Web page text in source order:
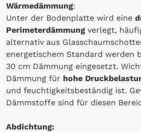
Wärmedämmung:
Unter der Bodenplatte wird eine
Perimeterdämmung verlegt,
alternativ aus
energetischem Standard werden
30 cm Dämmung eingesetzt.
Dämmung für hohe
und feuchtigkeitsbeständig ist.
Dämmstoffe sind für diesen
Abdichtung: